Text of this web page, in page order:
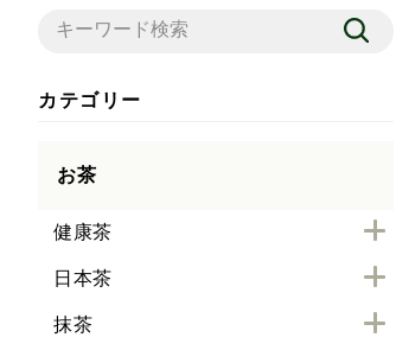
カテゴリー
お茶
健康茶
日本茶
抹茶